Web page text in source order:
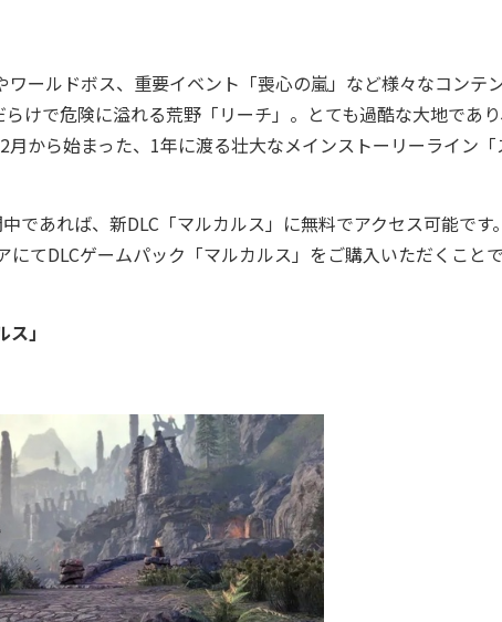
ールドボス、重要イベント「喪心の嵐」など様々なコンテ
けで危険に溢れる荒野「リーチ」。とても過酷な大地であ
から始まった、1年に渡る壮大なメインストーリーライン「
あれば、新DLC「マルカルス」に無料でアクセス可能です
てDLCゲームパック「マルカルス」をご購入いただくこと
」